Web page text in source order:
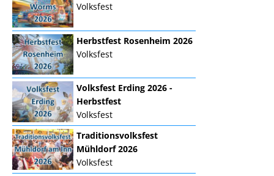
Volksfest
Herbstfest Rosenheim 2026
Volksfest
Volksfest Erding 2026 -
Herbstfest
Volksfest
Traditionsvolksfest
Mühldorf 2026
Volksfest